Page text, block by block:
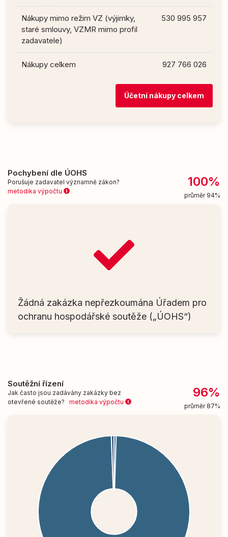
Nákupy mimo režim VZ (výjimky,
staré smlouvy, VZMR mimo profil
zadavatele)
530 995 957
Nákupy celkem 927 766 026
Účetní nákupy celkem
Pochybení dle ÚOHS
Porušuje zadavatel významně zákon?
metodika výpočtu
100%
průměr 94%
Žádná zakázka nepřezkoumána Úřadem pro
ochranu hospodářské soutěže („ÚOHS“)
Soutěžní řízení
Jak často jsou zadávány zakázky bez
otevřené soutěže? metodika výpočtu
96%
průměr 87%